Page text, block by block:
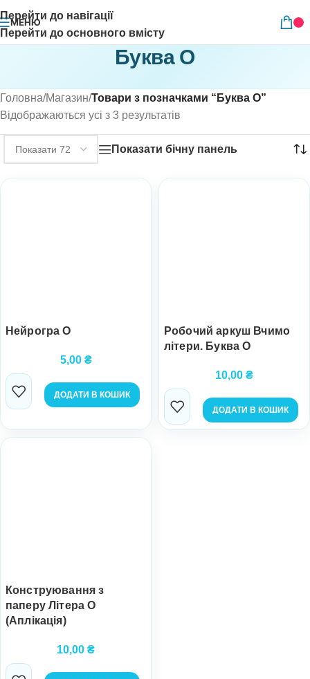
Перейти до навігації
Перейти до основного вмісту
МЕНЮ
Буква О
Головна/Магазин/Товари з позначками “Буква О”
Відображаються усі з 3 результатів
Показати бічну панель
Нейрогра О
5,00 ₴
ДОДАТИ В КОШИК
Робочий аркуш Вчимо
літери. Буква О
10,00 ₴
ДОДАТИ В КОШИК
Конструювання з
паперу Літера О
(Аплікація)
10,00 ₴